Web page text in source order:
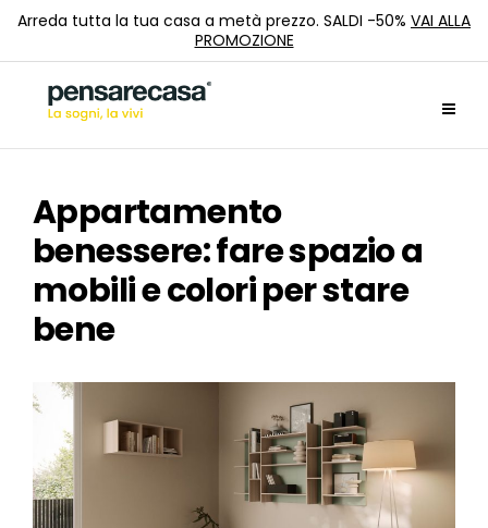
Arreda tutta la tua casa a metà prezzo. SALDI -50% VAI ALLA
PROMOZIONE
Appartamento
benessere: fare spazio a
mobili e colori per stare
bene